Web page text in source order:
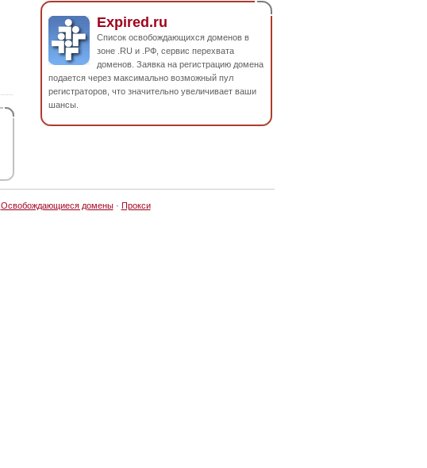
Expired.ru
Список освобождающихся доменов в
зоне .RU и .РФ, сервис перехвата
доменов. Заявка на регистрацию домена
подается через максимально возможный пул
регистраторов, что значительно увеличивает ваши
шансы.
Освобождающиеся домены· Прокси